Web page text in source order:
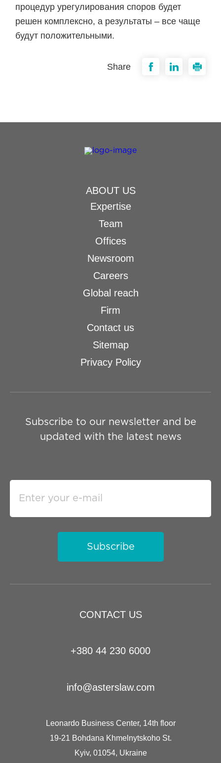
процедур урегулирования споров будет
решен комплексно, а результаты – все чаще
будут положительными.
Share
CONTACT US
+380 44 230 6000
info@asterslaw.com
Leonardo Business Center, 14th floor
19-21 Bohdana Khmelnytskoho St.
Kyiv, 01054, Ukraine
ABOUT US
Expertise
Team
Offices
Newsroom
Careers
Global reach
Firm
Contact us
Sitemap
Privacy Policy
Subscribe to our newsletter and be
updated with the latest news
Subscribe